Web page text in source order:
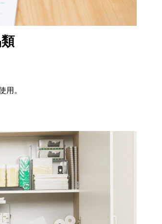
用。